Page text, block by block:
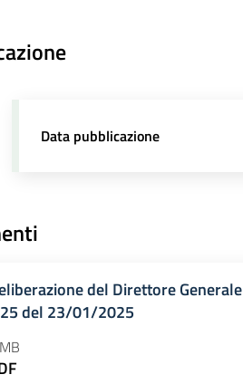
Data pubblicazione
del Direttore Generale
del 23/01/2025